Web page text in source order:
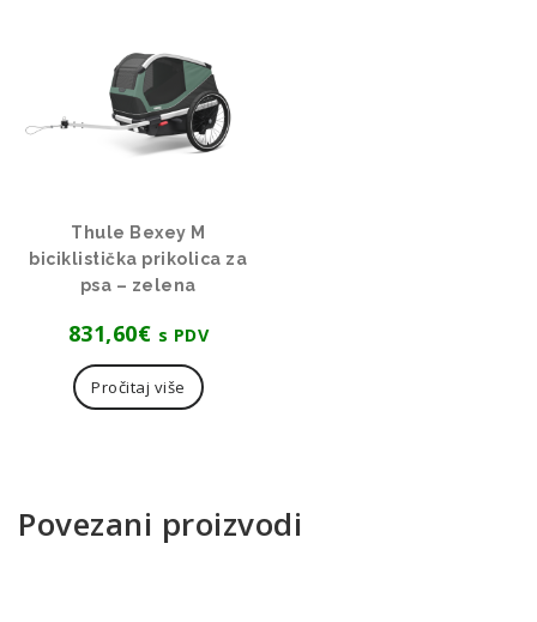
Thule Bexey M
biciklistička prikolica za
psa – zelena
831,60€ s PDV
Pročitaj više
Povezani proizvodi